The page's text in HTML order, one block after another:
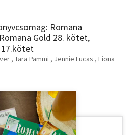
Romana
Gold 28. kötet,
Tara Pammi Jennie Lucas
Fiona